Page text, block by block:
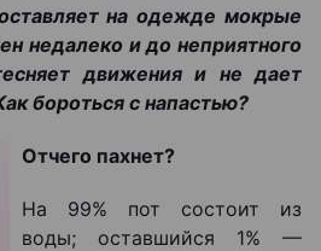
на одежде мокрые
недалеко и до неприятного
движения и не дает
бороться с напастью?
Отчего пахнет?
На 99% пот состоит из
воды; оставшийся 1% —